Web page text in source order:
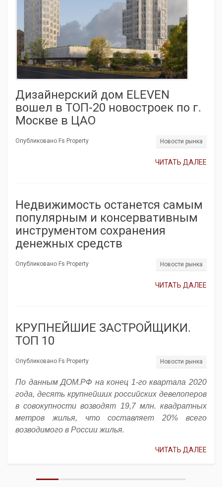
Дизайнерский дом ELEVEN
вошел в ТОП-20 новостроек по г.
Москве в ЦАО
Опубликовано Fs Property Новости рынка
ЧИТАТЬ ДАЛЕЕ
Недвижимость останется самым
популярным и консервативным
инструментом сохранения
денежных средств
Опубликовано Fs Property Новости рынка
ЧИТАТЬ ДАЛЕЕ
КРУПНЕЙШИЕ ЗАСТРОЙЩИКИ.
ТОП 10
Опубликовано Fs Property Новости рынка
По данным ДОМ.РФ на конец 1-го квартала 2020
года, десять крупнейших российских девелоперов
в совокупности возводят 19,7 млн. квадратных
метров жилья, что составляет 20% всего
возводимого в России жилья.
ЧИТАТЬ ДАЛЕЕ